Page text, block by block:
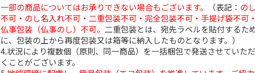
一部の商品についてはお承りできない場合もございます。
（表記： のし
不可・のし名入れ不可・二重包装不可・完全包装不可・手提げ袋不可・
仏事包装（仏事のし）不可。 二重包装とは、宛先ラベルを貼付するた
に、包装の上から再度包装又は箱等に納入したものとなります。）
4.状況により複数個（原則、同一商品）を一括梱包で発送させていただ
くことがございます。